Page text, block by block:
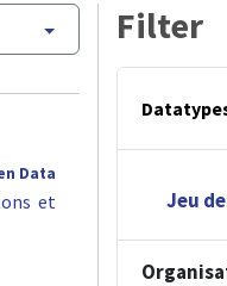
Data
et
Filter
Jeu